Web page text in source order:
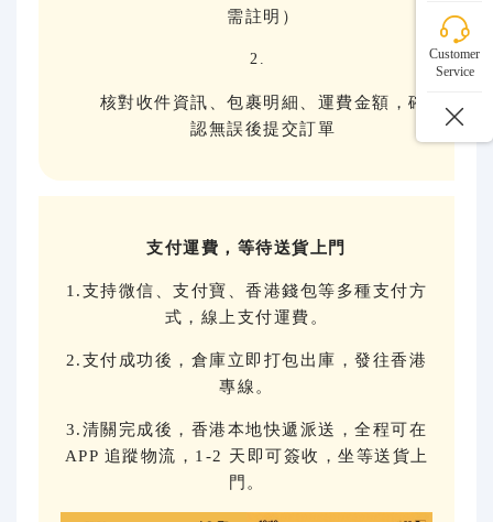
需註明）
核對收件資訊、包裹明細、運費金額，確
認無誤後提交訂單
支付運費，等待送貨上門
1.支持微信、支付寶、香港錢包等多種支付方
式，線上支付運費。
2.支付成功後，倉庫立即打包出庫，發往香港
專線。
3.清關完成後，香港本地快遞派送，全程可在
APP 追蹤物流，1-2 天即可簽收，坐等送貨上
門。
Customer
Service